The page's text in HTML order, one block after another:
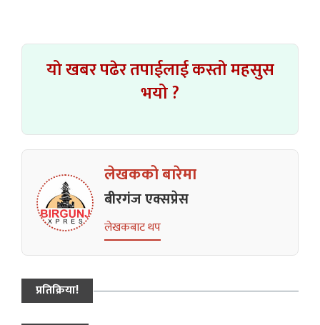
यो खबर पढेर तपाईलाई कस्तो महसुस
भयो ?
लेखकको बारेमा
बीरगंज एक्सप्रेस
लेखकबाट थप
प्रतिक्रिया!